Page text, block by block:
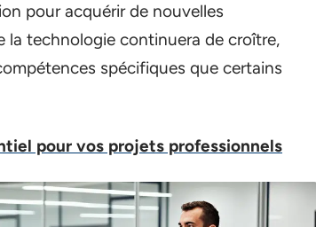
pour acquérir de nouvelles
la technologie continuera de croître,
spécifiques que certains
pour vos projets professionnels